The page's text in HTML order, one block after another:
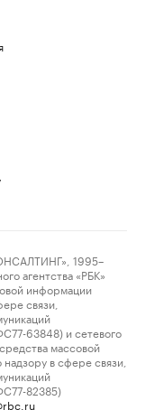
1995–
агентства «РБК»
информации
связи,
63848) и сетевого
массовой
в сфере связи,
82385)